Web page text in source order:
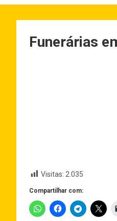
Funerárias
Visitas: 2.035
Compartilhar com: